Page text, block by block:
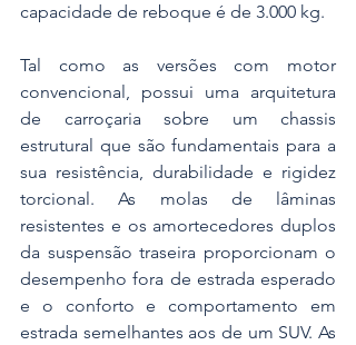
capacidade de reboque é de 3.000 kg.
Tal como as versões com motor
convencional, possui uma arquitetura
de carroçaria sobre um chassis
estrutural que são fundamentais para a
sua resistência, durabilidade e rigidez
torcional. As molas de lâminas
resistentes e os amortecedores duplos
da suspensão traseira proporcionam o
desempenho fora de estrada esperado
e o conforto e comportamento em
estrada semelhantes aos de um SUV. As